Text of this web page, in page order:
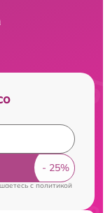
cполитикой